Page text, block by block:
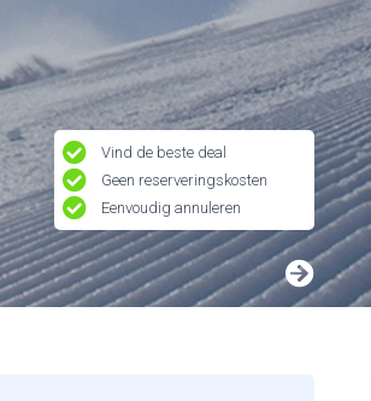
Vind de beste deal
Geen reserveringskosten
Eenvoudig annuleren